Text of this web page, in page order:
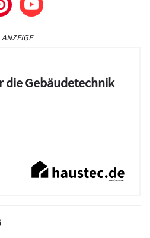
ANZEIGE
die Gebäudetechnik